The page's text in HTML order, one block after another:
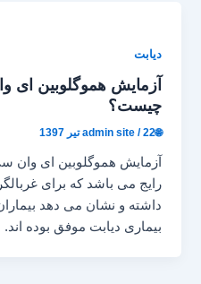
دیابت
چیست؟
🌐admin site
/22 تیر 1397
آزمایش هموگلوبین ای وان
رایج می باشد که برای
داشته و نشان می دهد
بیماری دیابت موفق بوده اند.